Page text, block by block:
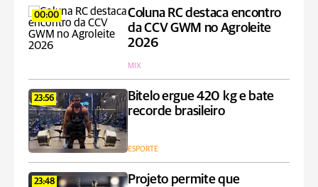
00:00
Coluna RC destaca encontro
da CCV GWM no Agroleite
2026
MIX
23:56
Bitelo ergue 420 kg e bate
recorde brasileiro
ESPORTE
23:48
Projeto permite que